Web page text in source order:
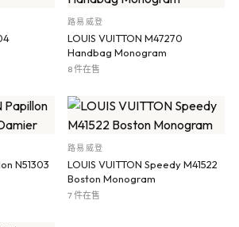
路易威登
LOUIS VUITTON M47270
Handbag Monogram
8 件在售
N51303
路易威登
LOUIS VUITTON Speedy M41522
Boston Monogram
7 件在售